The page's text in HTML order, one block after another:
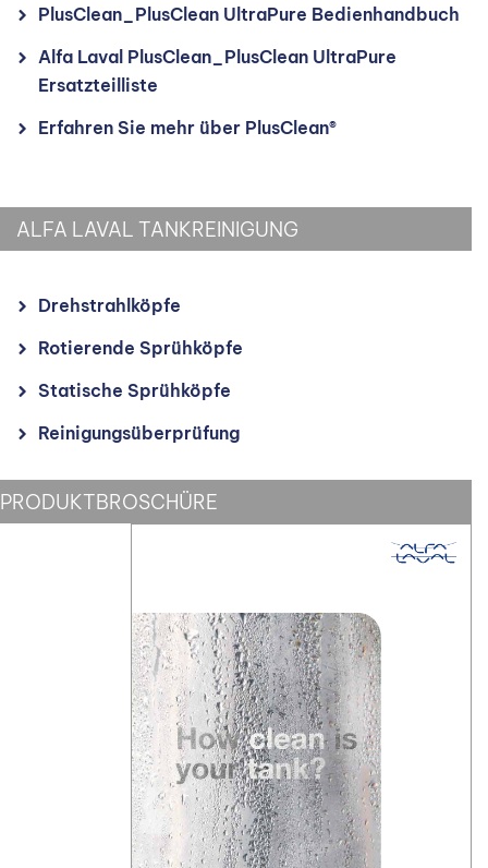
PlusClean_PlusClean UltraPure Bedienhandbuch
Alfa Laval PlusClean_PlusClean UltraPure
Ersatzteilliste
Erfahren Sie mehr über PlusClean®
ALFA LAVAL TANKREINIGUNG
Drehstrahlköpfe
Rotierende Sprühköpfe
Statische Sprühköpfe
Reinigungsüberprüfung
PRODUKTBROSCHÜRE